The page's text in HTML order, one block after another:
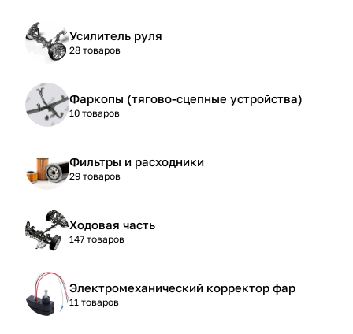
Усилитель руля
28 товаров
Фаркопы (тягово-сцепные устройства)
10 товаров
Фильтры и расходники
29 товаров
Ходовая часть
147 товаров
Электромеханический корректор фар
11 товаров